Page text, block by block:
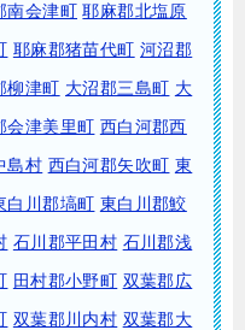
南会津町 耶麻郡北塩原
耶麻郡猪苗代町 河沼郡
柳津町 大沼郡三島町 大
会津美里町 西白河郡西
島村 西白河郡矢吹町 東
白川郡塙町 東白川郡鮫
石川郡平田村 石川郡浅
田村郡小野町 双葉郡広
双葉郡川内村 双葉郡大